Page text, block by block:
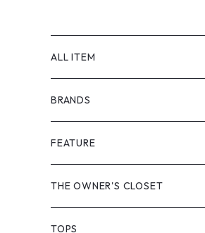
ALL ITEM
BRANDS
GHOST ALMOSTBLACK
PRODUCT TWELVE
BAICYCLON
FEATURE
NEW VINTAGE
Supreme
VINTAGE OUTDOOR
THE OWNER'S CLOSET
TOPS